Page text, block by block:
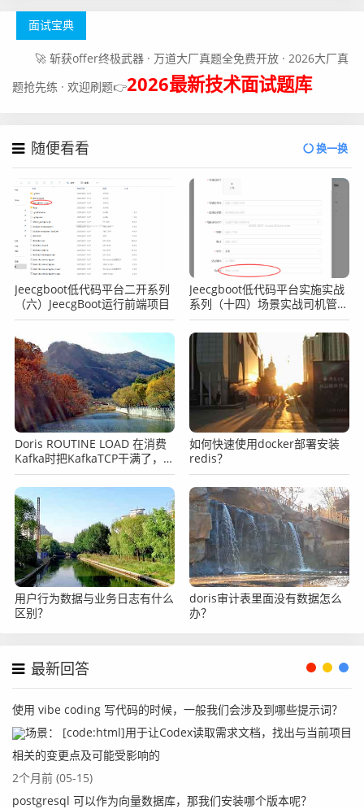
面试宝典
🚀 斩获offer终极武器 · 万道大厂真题全免费开放 · 2026大厂真
题抢先练 · 欢迎刷题👉2026最新技术面试题库
随便看看 换一换
Jeecgboot低代码平台二开系列
（六）JeecgBoot运行前端项目
Jeecgboot低代码平台实施实战
系列（十四）场景实战司机管理
之表单子表动态选择父元素
Doris ROUTINE LOAD 在消费
Kafka时把KafkaTCP干满了，
Doris方面有没有相关参数可以
调节？
如何快速使用docker部署安装
redis？
用户行为数据与业务日志有什么
区别？
doris审计表里面没有数据怎么
办？
最新回答
使用 vibe coding 写代码的时候，一般我们会涉及到哪些提示词？
场景： [code:html]用于让Codex读取需求文档，找出与当前项目
相关的变更点及可能受影响的
2个月前 (05-15)
postgresql 可以作为向量数据库，那我们安装哪个版本呢？